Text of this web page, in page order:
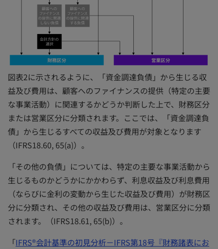
図表2に示されるように、「資金調達負債」から生じる収
益及び費用は、顧客へのファイナンスの提供（特定の主要
な事業活動）に関連するかどうか判断した上で、財務区分
または営業区分に分類されます。ここでは、「資金調達負
債」から生じるすべての収益及び費用が対象となります
（IFRS18.60, 65(a)）。
「その他の負債」については、特定の主要な事業活動から
生じるものかどうかにかかわらず、利息収益及び利息費用
（ならびに金利の変動から生じた収益及び費用）が財務区
分に分類され、その他の収益及び費用は、営業区分に分類
されます。（IFRS18.61, 65(b)）。
「IFRS®会計基準の初見分析－IFRS第18号『財務諸表にお